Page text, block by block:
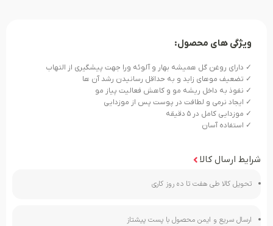
ویژگی های محصول:
✓ دارای روغن گل همیشه بهار و آلوئه ورا جهت پیشگیری از التهاب
✓ تضعیف موهای زاید و به حداقل رسانیدن رشد آن ها
✓ نفوذ به داخل ریشه مو و کاهش فعالیت پیاز مو
✓ ایجاد نرمی و لطافت در پوست پس از موزدایی
✓ موزدایی کامل در ۵ دقیقه
✓ استفاده آسان
شرایط ارسال کالا
تحویل کالا طی هفت تا ده روز کاری
ارسال سریع و ایمن محصول با پست پیشتاز